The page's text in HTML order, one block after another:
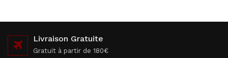
Livraison Gratuite
Gratuit à partir de 180€